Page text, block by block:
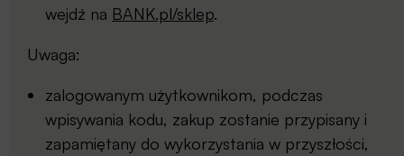
wejdź na BANK.pl/sklep.
Uwaga:
zalogowanym użytkownikom, podczas
wpisywania kodu, zakup zostanie przypisany i
zapamiętany do wykorzystania w przyszłości,